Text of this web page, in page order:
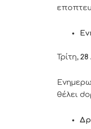
Τρίτη,
θέλει